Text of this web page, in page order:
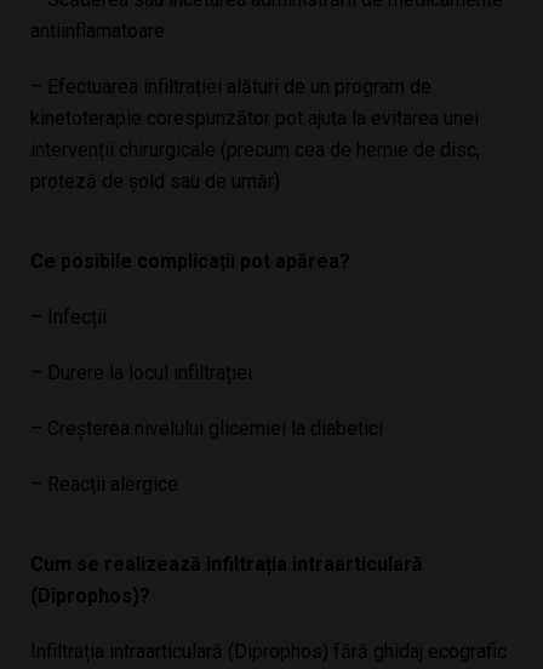
antiinflamatoare.
– Efectuarea infiltrației alături de un program de
kinetoterapie corespunzător pot ajuta la evitarea unei
intervenții chirurgicale (precum cea de hernie de disc,
proteză de șold sau de umăr)
Ce posibile complicații pot apărea?
– Infecții
– Durere la locul infiltrației
– Creșterea nivelului glicemiei la diabetici
– Reacții alergice
Cum se realizează infiltrația intraarticulară
(Diprophos)?
Infiltrația intraarticulară (Diprophos) fără ghidaj ecografic